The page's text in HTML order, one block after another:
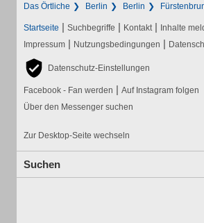
Das Örtliche Berlin Berlin
Startseite | Suchbegriffe | Kontakt | Inhalte
Impressum | Nutzungsbedingungen |
Datenschutz-Einstellungen
Facebook - Fan werden | Auf Instagram folgen
Über den Messenger suchen
Zur Desktop-Seite wechseln
Suchen